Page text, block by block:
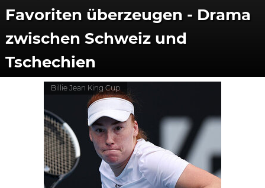
Favoriten überzeugen - Drama
zwischen Schweiz und
Tschechien
Billie Jean King Cup